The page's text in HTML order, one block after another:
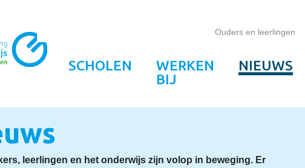
Ouders en leerlingen
SCHOLEN
WERKEN
BIJ
NIEUWS
leerlingen en het onderwijs zijn volop in beweging. Er